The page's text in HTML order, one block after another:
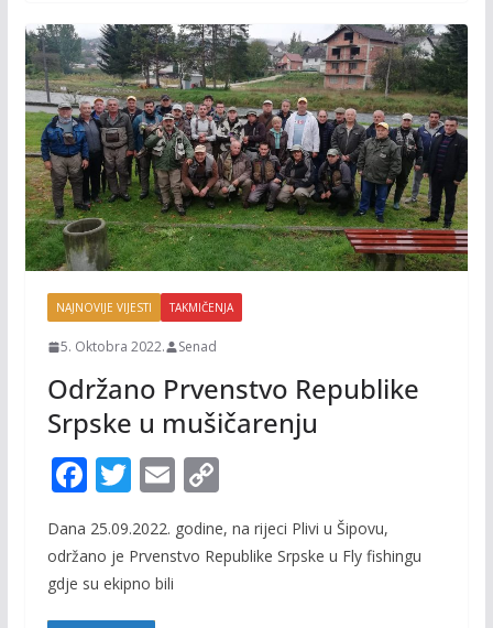
NAJNOVIJE VIJESTI TAKMIČENJA
5. Oktobra 2022. Senad
Održano Prvenstvo Republike
Srpske u mušičarenju
F
e
b
o
T
itt
er
E
m
ai
C
p
y
Dana 25.09.2022. godine, na rijeci Plivi u Šipovu,
održano je Prvenstvo Republike Srpske u Fly fishingu
gdje su ekipno bili